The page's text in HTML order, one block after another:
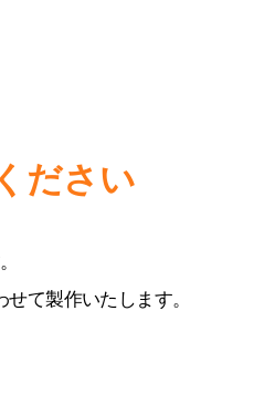
ださい
て製作いたします。